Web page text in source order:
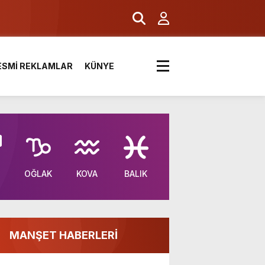
REKLAMLAR KÜNYE
OĞLAK KOVA BALIK
MANŞET HABERLERİ